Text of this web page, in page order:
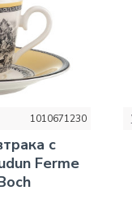
1010671230
с
Ferme